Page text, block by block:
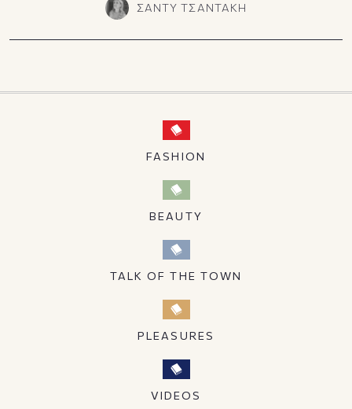
ΣΑΝΤΥ ΤΣΑΝΤΑΚΗ
FASHION
BEAUTY
TALK OF THE TOWN
PLEASURES
VIDEOS